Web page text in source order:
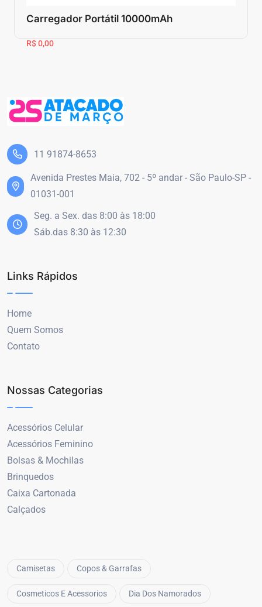
Carregador Portátil 10000mAh
R$ 0,00
11 91874-8653
Avenida Prestes Maia, 702 - 5º andar - São Paulo-SP -
01031-001
Seg. a Sex. das 8:00 às 18:00
Sáb.das 8:30 às 12:30
Links Rápidos
Home
Quem Somos
Contato
Nossas Categorias
Acessórios Celular
Acessórios Feminino
Bolsas & Mochilas
Brinquedos
Caixa Cartonada
Calçados
Camisetas Copos & Garrafas
Cosmeticos E Acessorios Dia Dos Namorados